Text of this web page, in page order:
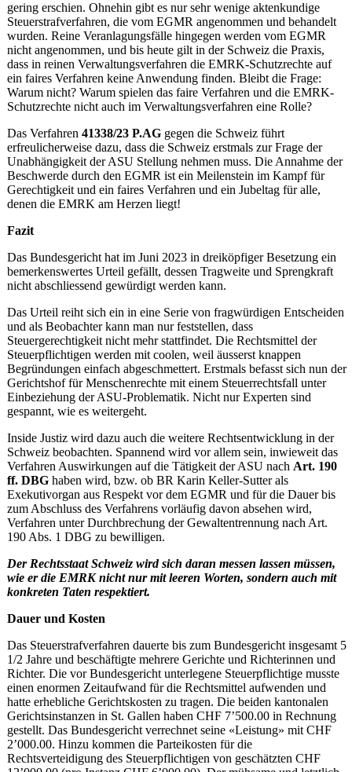
gering erschien. Ohnehin gibt es nur sehr wenige aktenkundige
Steuerstrafverfahren, die vom EGMR angenommen und behandelt
wurden. Reine Veranlagungsfälle hingegen werden vom EGMR
nicht angenommen, und bis heute gilt in der Schweiz die Praxis,
dass in reinen Verwaltungsverfahren die EMRK-Schutzrechte auf
ein faires Verfahren keine Anwendung finden. Bleibt die Frage:
Warum nicht? Warum spielen das faire Verfahren und die EMRK-
Schutzrechte nicht auch im Verwaltungsverfahren eine Rolle?
Das Verfahren 41338/23 P.AG gegen die Schweiz führt
erfreulicherweise dazu, dass die Schweiz erstmals zur Frage der
Unabhängigkeit der ASU Stellung nehmen muss. Die Annahme der
Beschwerde durch den EGMR ist ein Meilenstein im Kampf für
Gerechtigkeit und ein faires Verfahren und ein Jubeltag für alle,
denen die EMRK am Herzen liegt!
Fazit
Das Bundesgericht hat im Juni 2023 in dreiköpfiger Besetzung ein
bemerkenswertes Urteil gefällt, dessen Tragweite und Sprengkraft
nicht abschliessend gewürdigt werden kann.
Das Urteil reiht sich ein in eine Serie von fragwürdigen Entscheiden
und als Beobachter kann man nur feststellen, dass
Steuergerechtigkeit nicht mehr stattfindet. Die Rechtsmittel der
Steuerpflichtigen werden mit coolen, weil äusserst knappen
Begründungen einfach abgeschmettert. Erstmals befasst sich nun der
Gerichtshof für Menschenrechte mit einem Steuerrechtsfall unter
Einbeziehung der ASU-Problematik. Nicht nur Experten sind
gespannt, wie es weitergeht.
Inside Justiz wird dazu auch die weitere Rechtsentwicklung in der
Schweiz beobachten. Spannend wird vor allem sein, inwieweit das
Verfahren Auswirkungen auf die Tätigkeit der ASU nach Art. 190
ff. DBG haben wird, bzw. ob BR Karin Keller-Sutter als
Exekutivorgan aus Respekt vor dem EGMR und für die Dauer bis
zum Abschluss des Verfahrens vorläufig davon absehen wird,
Verfahren unter Durchbrechung der Gewaltentrennung nach Art.
190 Abs. 1 DBG zu bewilligen.
Der Rechtsstaat Schweiz wird sich daran messen lassen müssen,
wie er die EMRK nicht nur mit leeren Worten, sondern auch mit
konkreten Taten respektiert.
Dauer und Kosten
Das Steuerstrafverfahren dauerte bis zum Bundesgericht insgesamt 5
1/2 Jahre und beschäftigte mehrere Gerichte und Richterinnen und
Richter. Die vor Bundesgericht unterlegene Steuerpflichtige musste
einen enormen Zeitaufwand für die Rechtsmittel aufwenden und
hatte erhebliche Gerichtskosten zu tragen. Die beiden kantonalen
Gerichtsinstanzen in St. Gallen haben CHF 7’500.00 in Rechnung
gestellt. Das Bundesgericht verrechnet seine «Leistung» mit CHF
2’000.00. Hinzu kommen die Parteikosten für die
Rechtsverteidigung des Steuerpflichtigen von geschätzten CHF